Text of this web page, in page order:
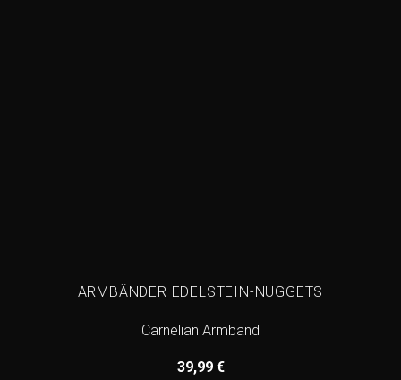
ARMBÄNDER EDELSTEIN-NUGGETS
Carnelian Armband
39,99 €